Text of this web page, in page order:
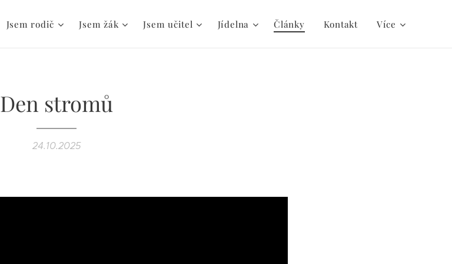
Jsem rodič Jsem žák Jsem učitel Jídelna Články Kontakt Více
Den stromů
24.10.2025